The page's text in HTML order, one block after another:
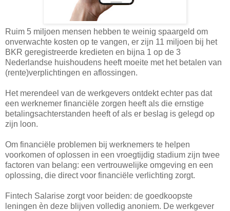
Ruim 5 miljoen mensen hebben te weinig spaargeld om
onverwachte kosten op te vangen, er zijn 11 miljoen bij het
BKR geregistreerde kredieten en bijna 1 op de 3
Nederlandse huishoudens heeft moeite met het betalen van
(rente)verplichtingen en aflossingen.
Het merendeel van de werkgevers ontdekt echter pas dat
een werknemer financiële zorgen heeft als die ernstige
betalingsachterstanden heeft of als er beslag is gelegd op
zijn loon.
Om financiële problemen bij werknemers te helpen
voorkomen of oplossen in een vroegtijdig stadium zijn twee
factoren van belang: een vertrouwelijke omgeving en een
oplossing, die direct voor financiële verlichting zorgt.
Fintech Salarise zorgt voor beiden: de goedkoopste
leningen èn deze blijven volledig anoniem. De werkgever